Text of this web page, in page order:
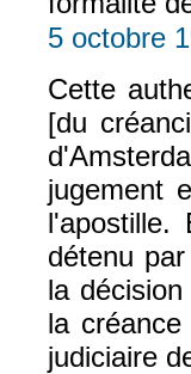
5 octobre
Cette
[du
jugement
l'apostille.
détenu
la
la
judiciaire